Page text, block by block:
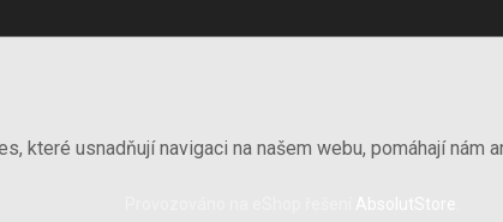
které usnadňují navigaci na našem webu, pomáhají nám